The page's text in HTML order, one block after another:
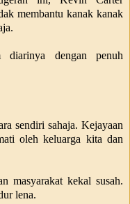
membantu kanak kanak
diarinya dengan penuh
sendiri sahaja. Kejayaan
oleh keluarga kita dan
masyarakat kekal susah.
lena.